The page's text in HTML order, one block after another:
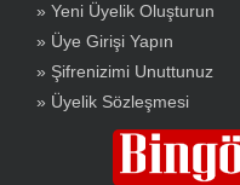
» Yeni Üyelik Oluşturun
» Üye Girişi Yapın
» Şifrenizimi Unuttunuz
» Üyelik Sözleşmesi